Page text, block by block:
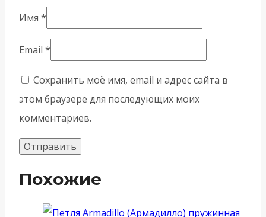
Имя *
Email *
Сохранить моё имя, email и адрес сайта в
этом браузере для последующих моих
комментариев.
Похожие